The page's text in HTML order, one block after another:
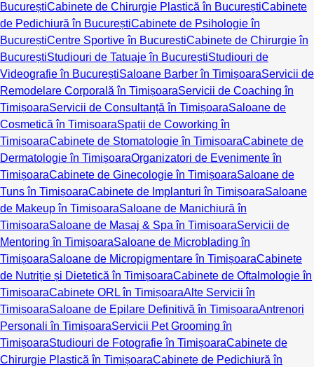
BucureștiCabinete de Chirurgie Plastică în BucureștiCabinete
de Pedichiură în BucureștiCabinete de Psihologie în
BucureștiCentre Sportive în BucureștiCabinete de Chirurgie în
BucureștiStudiouri de Tatuaje în BucureștiStudiouri de
Videografie în BucureștiSaloane Barber în TimișoaraServicii de
Remodelare Corporală în TimișoaraServicii de Coaching în
TimișoaraServicii de Consultanță în TimișoaraSaloane de
Cosmetică în TimișoaraSpații de Coworking în
TimișoaraCabinete de Stomatologie în TimișoaraCabinete de
Dermatologie în TimișoaraOrganizatori de Evenimente în
TimișoaraCabinete de Ginecologie în TimișoaraSaloane de
Tuns în TimișoaraCabinete de Implanturi în TimișoaraSaloane
de Makeup în TimișoaraSaloane de Manichiură în
TimișoaraSaloane de Masaj & Spa în TimișoaraServicii de
Mentoring în TimișoaraSaloane de Microblading în
TimișoaraSaloane de Micropigmentare în TimișoaraCabinete
de Nutriție și Dietetică în TimișoaraCabinete de Oftalmologie în
TimișoaraCabinete ORL în TimișoaraAlte Servicii în
TimișoaraSaloane de Epilare Definitivă în TimișoaraAntrenori
Personali în TimișoaraServicii Pet Grooming în
TimișoaraStudiouri de Fotografie în TimișoaraCabinete de
Chirurgie Plastică în TimișoaraCabinete de Pedichiură în